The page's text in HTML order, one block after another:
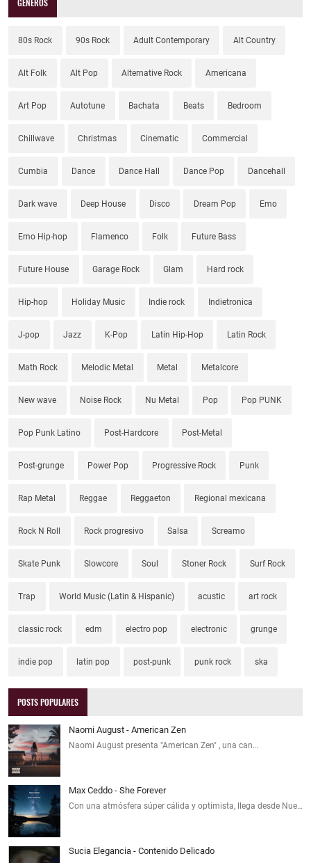
GÉNEROS
80s Rock 90s Rock Adult Contemporary Alt Country
Alt Folk Alt Pop Alternative Rock Americana
Art Pop Autotune Bachata Beats Bedroom
Chillwave Christmas Cinematic Commercial
Cumbia Dance Dance Hall Dance Pop Dancehall
Dark wave Deep House Disco Dream Pop Emo
Emo Hip-hop Flamenco Folk Future Bass
Future House Garage Rock Glam Hard rock
Hip-hop Holiday Music Indie rock Indietronica
J-pop Jazz K-Pop Latin Hip-Hop Latin Rock
Math Rock Melodic Metal Metal Metalcore
New wave Noise Rock Nu Metal Pop Pop PUNK
Pop Punk Latino Post-Hardcore Post-Metal
Post-grunge Power Pop Progressive Rock Punk
Rap Metal Reggae Reggaeton Regional mexicana
Rock N Roll Rock progresivo Salsa Screamo
Skate Punk Slowcore Soul Stoner Rock Surf Rock
Trap World Music (Latin & Hispanic) acustic art rock
classic rock edm electro pop electronic grunge
indie pop latin pop post-punk punk rock ska
POSTS POPULARES
Naomi August - American Zen
Naomi August presenta "American Zen" , una can…
Max Ceddo - She Forever
Con una atmósfera súper cálida y optimista, llega desde Nue…
Sucia Elegancia - Contenido Delicado